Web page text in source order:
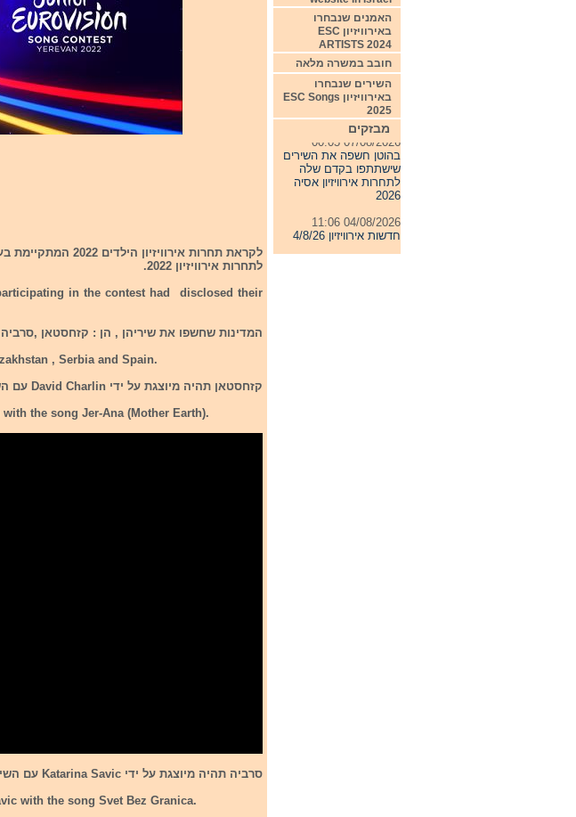
לתחרות אירוויזיון 2022.
in the contest had disclosed their
המדינות שחשפו את שיריהן , הן : קזחסטאן
, Serbia and Spain.
קזחסטאן תהיה מיוצגת על ידי David Charlin עם השיר Jer - Ana (Mother earth).
the song Jer-Ana (Mother Earth).
סרביה תהיה מיוצגת על ידי Katarina Savic עם השיר Svet Beaz Granica.
with the song Svet Bez Granica.
האמנים שנבחרו
באירוויזיון ESC
ARTISTS 2024
חובב במשרה מלאה
השירים שנבחרו
באירוויזיון ESC Songs
2025
מבזקים
07/08/2026 00:05
בהוטן חשפה את השירים
שישתתפו בקדם שלה
לתחרות אירוויזיון אסיה
2026
04/08/2026 11:06
חדשות אירוויזיון 4/8/26
31/07/2026 08:54